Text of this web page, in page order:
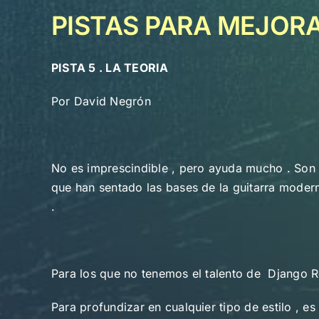
PISTAS PARA
PISTA 5 . LA TEORIA
Por David Negrón
No es imprescindible , pero ayuda mucho .
que han sentado las bases de la guitarra
.
Para los que no tenemos el talento de Django
Para profundizar en cualquier tipo de estilo ,